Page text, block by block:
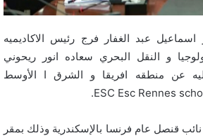
اسماعيل عبد الغفار فرج رئيس الاكاديميه
و النقل البحري سعاده انور ريحوني
عن منطقه افريقا و الشرق ا الأوسط
ESC Esc Rennes
.
قنصل عام فرنسا بالإسكندرية وذلك بمقر